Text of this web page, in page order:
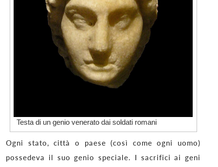
Testa di un genio venerato dai soldati romani
Ogni stato, città o paese (così come ogni uomo)
possedeva il suo genio speciale. I sacrifici ai geni